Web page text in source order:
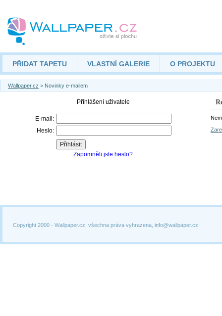
PŘIDAT TAPETU VLASTNÍ GALERIE O PROJEKTU
Wallpaper.cz > Novinky e-mailem
Copyright 2000 - Wallpaper.cz, všechna práva vyhrazena, info@wallpaper.cz